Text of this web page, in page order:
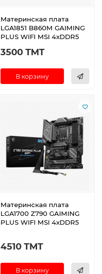
Материнская плата
LGA1851 B860M GAIMING
PLUS WIFI MSI 4xDDR5
3500 TMT
В корзину
Материнская плата
LGA1700 Z790 GAIMING
PLUS WIFI MSI 4xDDR5
4510 TMT
В корзину